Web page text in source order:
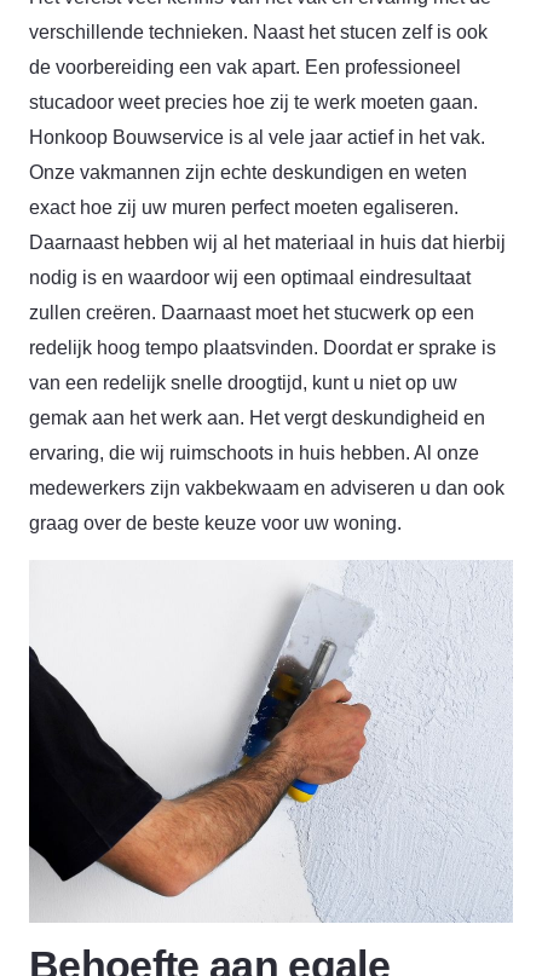
verschillende technieken. Naast het stucen zelf is ook
de voorbereiding een vak apart. Een professioneel
stucadoor weet precies hoe zij te werk moeten gaan.
Honkoop Bouwservice is al vele jaar actief in het vak.
Onze vakmannen zijn echte deskundigen en weten
exact hoe zij uw muren perfect moeten egaliseren.
Daarnaast hebben wij al het materiaal in huis dat hierbij
nodig is en waardoor wij een optimaal eindresultaat
zullen creëren. Daarnaast moet het stucwerk op een
redelijk hoog tempo plaatsvinden. Doordat er sprake is
van een redelijk snelle droogtijd, kunt u niet op uw
gemak aan het werk aan. Het vergt deskundigheid en
ervaring, die wij ruimschoots in huis hebben. Al onze
medewerkers zijn vakbekwaam en adviseren u dan ook
graag over de beste keuze voor uw woning.
Behoefte aan egale